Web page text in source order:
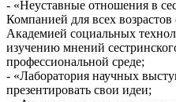
- «Неуставные отношения в
Компанией для всех
Академией социальных
изучению мнений
профессиональной среде;
- «Лаборатория научных
презентировать свои идеи;